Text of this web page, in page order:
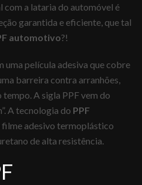
com a lataria do automóvel é
garantida e eficiente, que tal
automotivo?!
uma película adesiva que cobre
barreira contra arranhões,
tempo. A sigla PPF vem do
A tecnologia do PPF
filme adesivo termoplástico
de alta resistência.